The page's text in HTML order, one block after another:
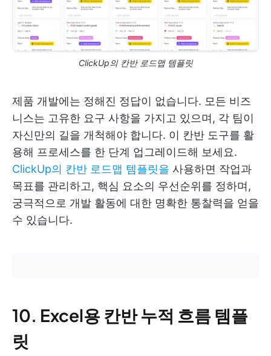
ClickUp의 칸반 로드맵 템플릿
제품 개발에는 정해진 정답이 없습니다. 모든 비즈
니스는 고유한 요구 사항을 가지고 있으며, 각 팀이
자신만의 길을 개척해야 합니다. 이 칸반 도구를 활
용해 프로세스를 한 단계 업그레이드해 보세요.
ClickUp의 칸반 로드맵 템플릿을 사용하면 작업과
목표를 관리하고, 핵심 요소의 우선순위를 정하며,
궁극적으로 개발 활동에 대한 명확한 통찰력을 얻을
수 있습니다.
10. Excel용 칸반 누적 흐름 템플
릿